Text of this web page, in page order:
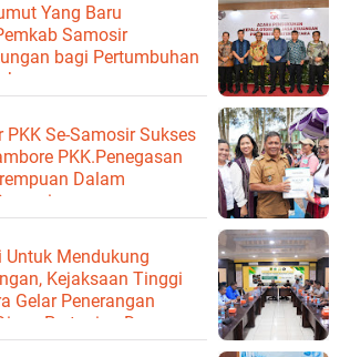
Yang Baru
Samosir
bagi Pertumbuhan
PKK Se-Samosir Sukses
PKK.Penegasan
Dalam
Untuk Mendukung
Kejaksaan Tinggi
Gelar Penerangan
Pertanian Dan